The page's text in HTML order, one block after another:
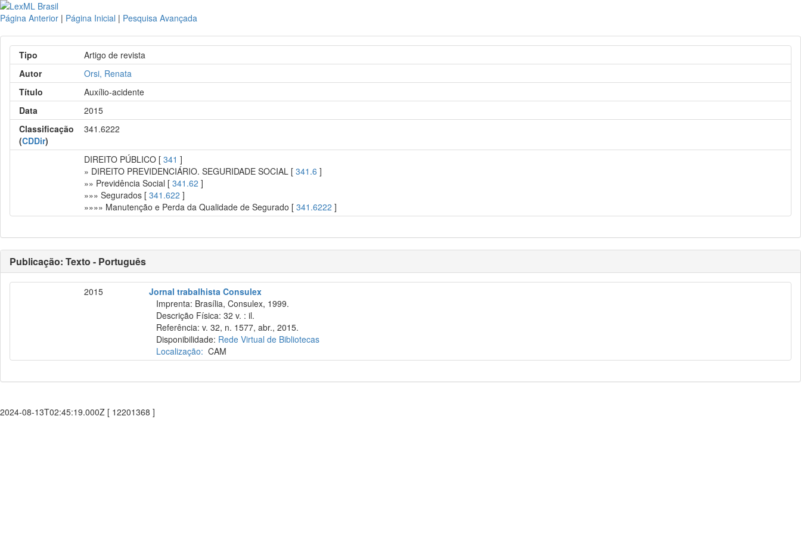
Página Anterior | Página Inicial | Pesquisa Avançada
Tipo
Artigo de revista
Autor
Orsi, Renata
Título
Auxílio-acidente
Data
2015
Classificação
(CDDir)
341.6222
DIREITO PÚBLICO [341 ]
» DIREITO PREVIDENCIÁRIO. SEGURIDADE SOCIAL [341.6 ]
»» Previdência Social [341.62 ]
»»» Segurados [341.622 ]
»»»» Manutenção e Perda da Qualidade de Segurado [341.6222 ]
Publicação: Texto - Português
2015
Jornal trabalhista Consulex
Imprenta: Brasília, Consulex, 1999.
Descrição Física: 32 v. : il.
Referência: v. 32, n. 1577, abr., 2015.
Disponibilidade: Rede Virtual de Bibliotecas
Localização: CAM
2024-08-13T02:45:19.000Z [ 12201368 ]